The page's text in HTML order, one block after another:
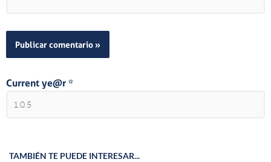
Current ye@r *
TAMBIÉN TE PUEDE INTERESAR...